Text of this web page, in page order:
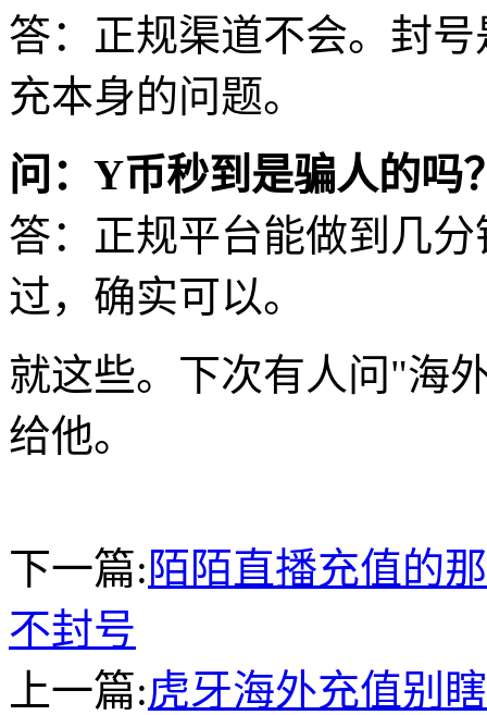
答：正规渠道不会。封
充本身的问题。
问：Y币秒到是骗人的吗
答：正规平台能做到几
过，确实可以。
就这些。下次有人问"海
给他。
下一篇:陌陌直播充值的
不封号
上一篇:虎牙海外充值别